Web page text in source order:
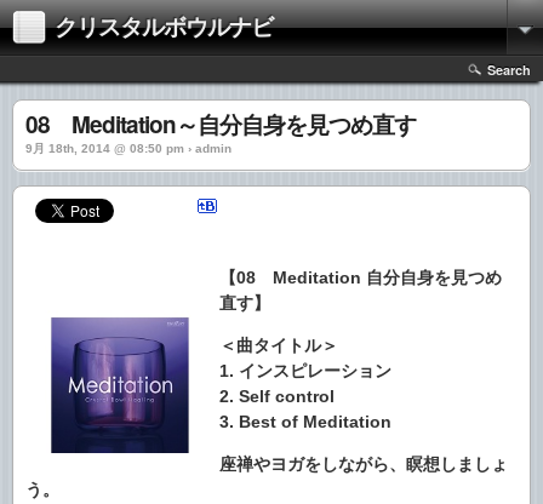
クリスタルボウルナビ
Search
08 Meditation～自分自身を見つめ直す
9月 18th, 2014 @ 08:50 pm › admin
【08 Meditation 自分自身を見つめ
直す】
＜曲タイトル＞
1. インスピレーション
2. Self control
3. Best of Meditation
座禅やヨガをしながら、瞑想しましょ
う。